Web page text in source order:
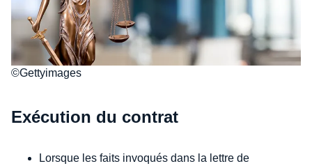
©Gettyimages
Exécution du contrat
Lorsque les faits invoqués dans la lettre de